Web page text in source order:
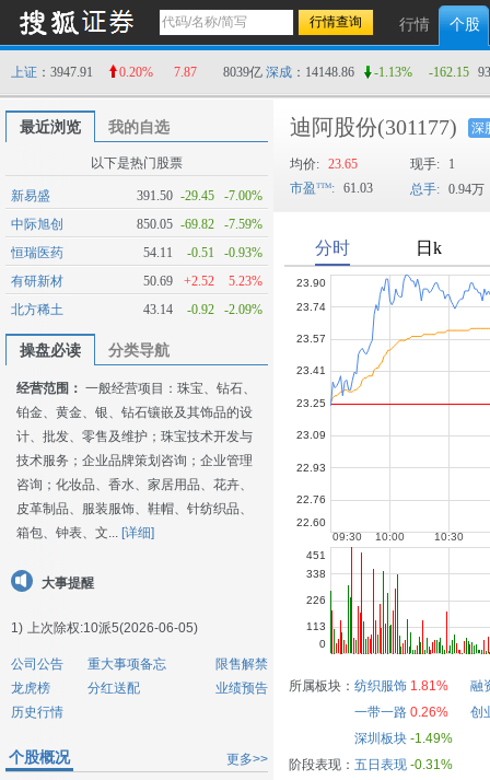
行情 个股
上证 ：3947.91 0.20% 7.87 8039亿 深成 ：14148.86 -1.13% -162.15
最近浏览 我的自选
以下是热门股票
新易盛 391.50 -29.45
-7.00%
中际旭创
850.05 -69.82
-7.59%
恒瑞医药
54.11 -0.51
-0.93%
有研新材
50.69 +2.52
5.23%
北方稀土
43.14 -0.92 -2.09%
操盘必读 分类导航
经营范围： 一般经营项目：珠宝、钻石、
铂金、黄金、银、钻石镶嵌及其饰品的设
计、批发、零售及维护；珠宝技术开发与
技术服务；企业品牌策划咨询；企业管理
咨询；化妆品、香水、家居用品、花卉、
皮革制品、服装服饰、鞋帽、针纺织品、
箱包、钟表、文... [详细]
大事提醒
1) 上次除权:10派5(2026-06-05)
公司公告 重大事项备忘
限售解禁
龙虎榜
分红送配
业绩预告
历史行情
更多>>
个股概况
迪阿股份(301177) 深
均价: 23.65 现手:
1
市盈
: 61.03 总手: 0.94万
所属板块： 纺织服饰 1.81%
融
一带一路 0.26%
创
深圳板块 -1.49%
阶段表现： 五日表现 -0.31%